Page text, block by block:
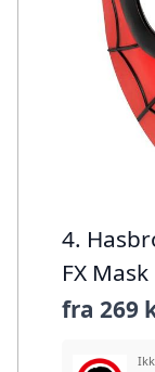
4.
FX Mask
fra 269